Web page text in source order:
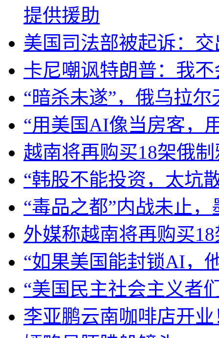
提供援助
美国司法部被起诉：
卡尼嘲讽特朗普：我
“暗杀未遂”，俄乌拉
“用美国AI像当房客，
越南将再购买18架俄
“韩股不能投资，太坑
“毒品之都”内战未止
外媒称越南将再购买
“如果美国能封锁AI，
“美国民主社会主义者
李亚鹏云南咖啡店开